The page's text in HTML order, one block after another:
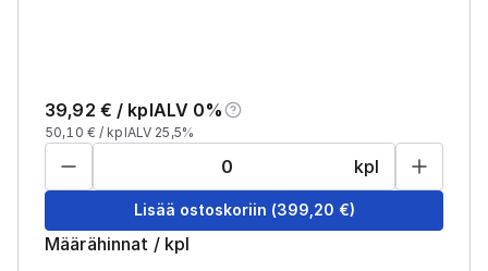
39,92 € / kplALV 0%
50,10 € / kplALV 25,5%
kpl
Lisää ostoskoriin (399,20 €)
Määrähinnat / kpl